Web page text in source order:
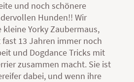
und noch schönere
Hunden!! Wir
Yorky Zaubermaus,
13 Jahren immer noch
und Dogdance Tricks mit
zusammen macht. Sie ist
dabei, und wenn ihre